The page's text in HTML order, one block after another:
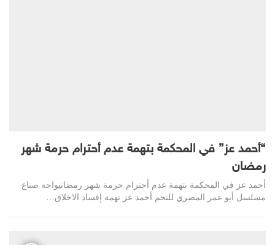
“أحمد عز” في المحكمة بتهمة عدم أحترام حرمة شهر
رمضان
أحمد عز في المحكمة بتهمة عدم أحترام حرمة شهر رمضانيواجه صناع
مسلسل أبو عمر المصري للنجم أحمد عز تهمة إفساد الاخلاق…